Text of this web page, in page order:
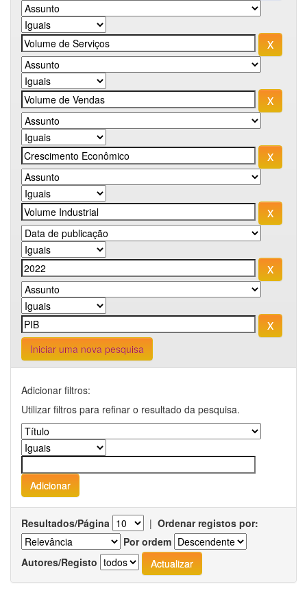
Iniciar uma nova pesquisa
Adicionar filtros:
Utilizar filtros para refinar o resultado da pesquisa.
Resultados/Página | Ordenar registos por:
Por ordem
Autores/Registo